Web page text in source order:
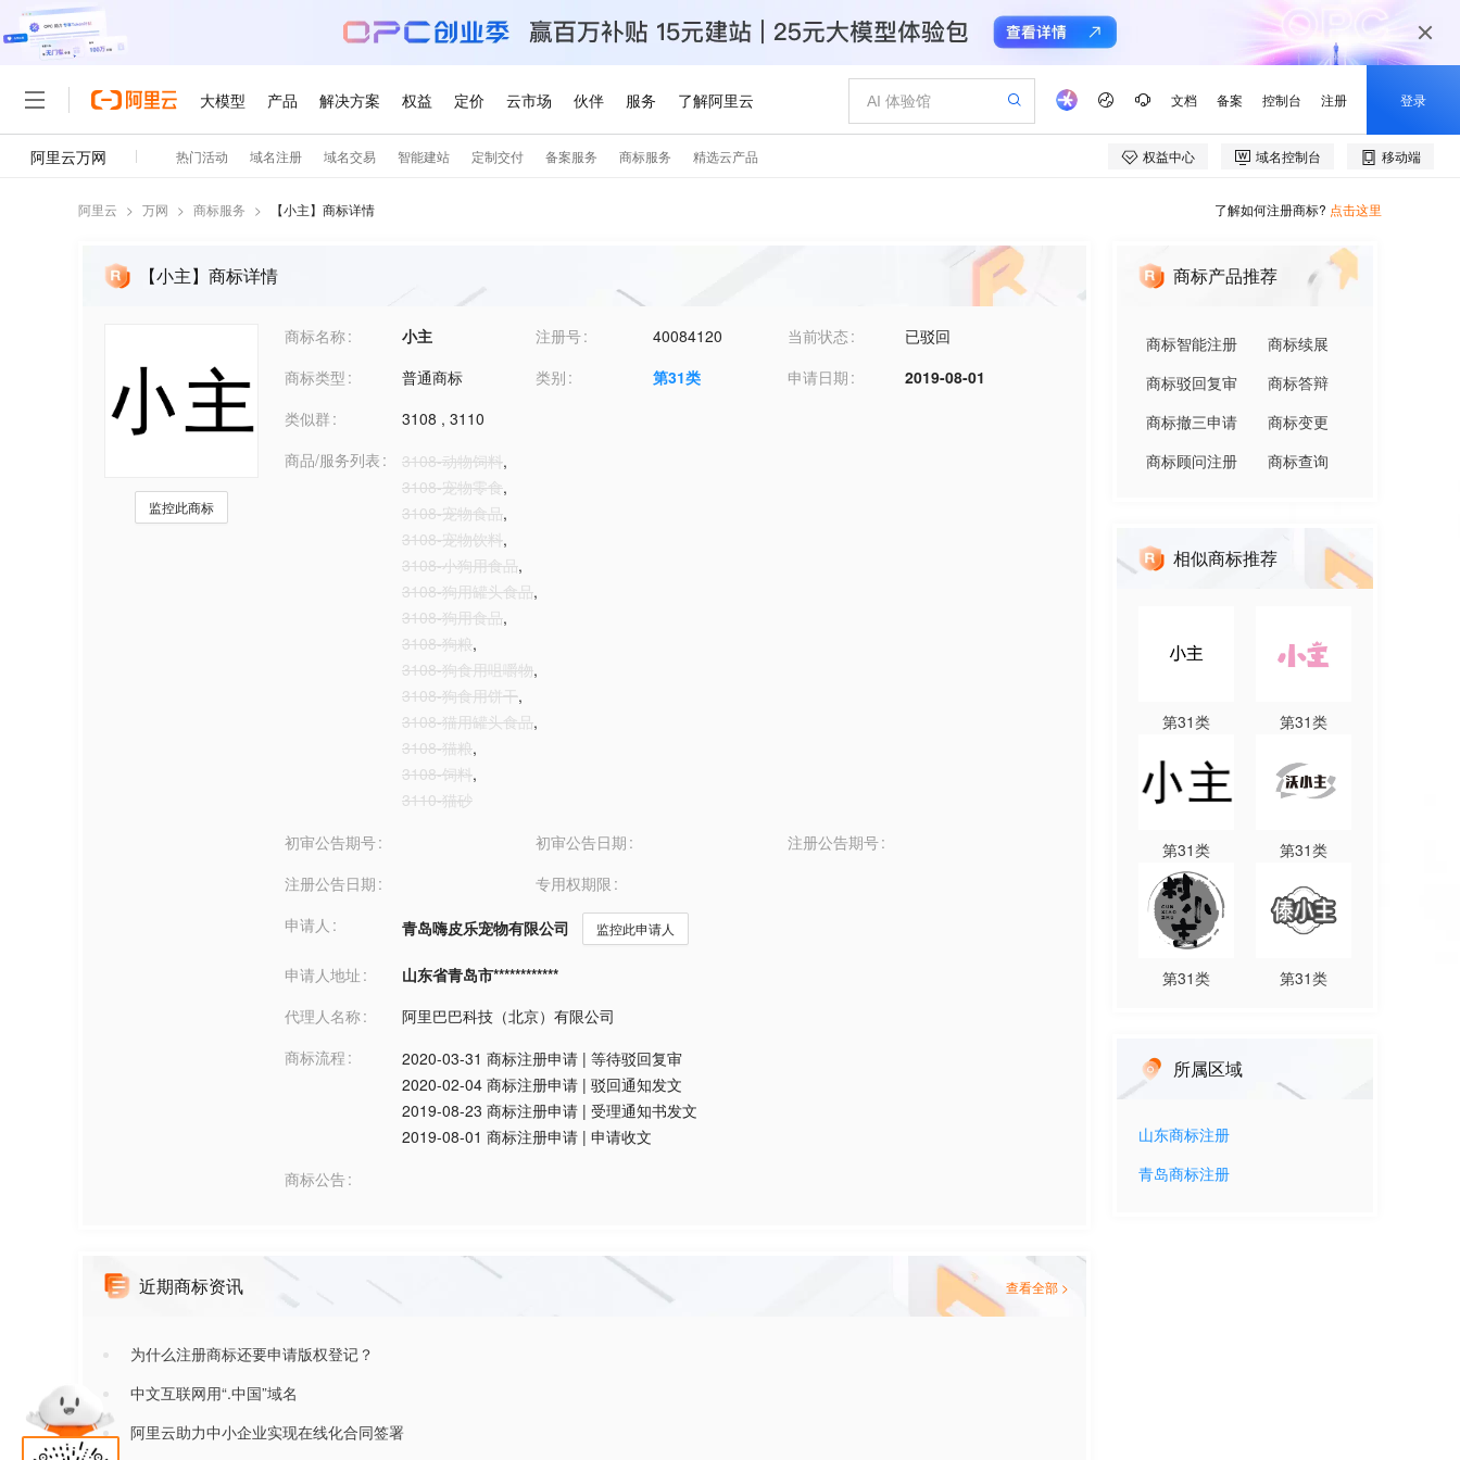
阿里云 > 万网 > 商标服务 > 【小主】商标详情 了解如何注册商标? 点击这里
【小主】商标详情
监控此商标
商标名称 小主 注册号 40084120 当前状态
已驳回
商标类型
普通商标 类别 第31类 申请日期
2019-08-01
类似群
3108 , 3110
商品/服务列表
3108-动物饲料,
3108-宠物零食,
3108-宠物食品,
3108-宠物饮料,
3108-小狗用食品,
3108-狗用罐头食品,
3108-狗用食品,
3108-狗粮,
3108-狗食用咀嚼物,
3108-狗食用饼干,
3108-猫用罐头食品,
3108-猫粮,
3108-饲料,
3110-猫砂
初审公告期号
初审公告日期
注册公告期号
注册公告日期
专用权期限
申请人
青岛嗨皮乐宠物有限公司 监控此申请人
申请人地址
山东省青岛市************
代理人名称
阿里巴巴科技（北京）有限公司
商标流程
2020-03-31 商标注册申请 | 等待驳回复审
2020-02-04 商标注册申请 | 驳回通知发文
2019-08-23 商标注册申请 | 受理通知书发文
2019-08-01 商标注册申请 | 申请收文
商标公告
近期商标资讯 查看全部 >
为什么注册商标还要申请版权登记？
中文互联网用“.中国”域名
阿里云助力中小企业实现在线化合同签署
商标产品推荐
商标智能注册
商标续展
商标驳回复审
商标答辩
商标撤三申请
商标变更
商标顾问注册
商标查询
相似商标推荐
第31类 第31类
第31类 第31类
第31类 第31类
所属区域
山东商标注册
青岛商标注册